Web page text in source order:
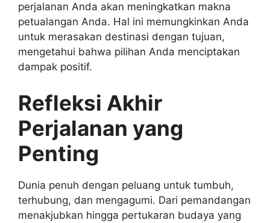
perjalanan Anda akan meningkatkan makna
petualangan Anda. Hal ini memungkinkan Anda
untuk merasakan destinasi dengan tujuan,
mengetahui bahwa pilihan Anda menciptakan
dampak positif.
Refleksi Akhir
Perjalanan yang
Penting
Dunia penuh dengan peluang untuk tumbuh,
terhubung, dan mengagumi. Dari pemandangan
menakjubkan hingga pertukaran budaya yang